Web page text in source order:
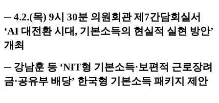
─ 4.2.(목) 9시 30분 의원회관 제7간담회실서
‘AI 대전환 시대, 기본소득의 현실적 실현 방안’
개최
─ 강남훈 등 ‘NIT형 기본소득·보편적 근로장려
금·공유부 배당’ 한국형 기본소득 패키지 제안